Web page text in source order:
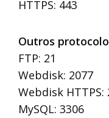
HTTPS: 443
Outros
FTP: 21
Webdisk: 2077
Webdisk HTTPS:
MySQL: 3306